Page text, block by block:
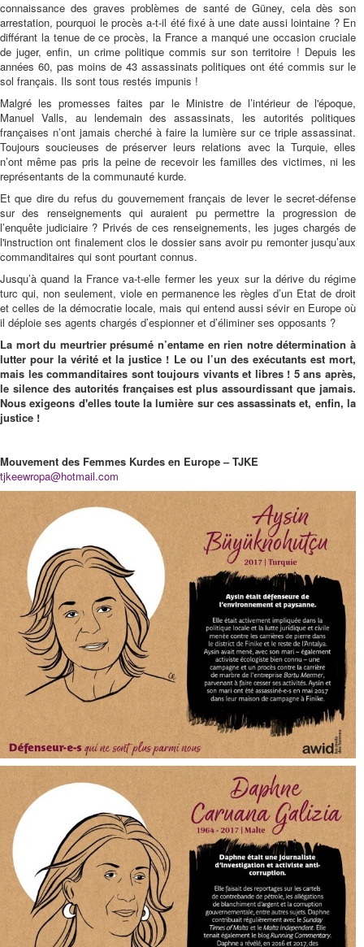
connaissance des graves problèmes de santé de Güney, cela dès son
arrestation, pourquoi le procès a-t-il été fixé à une date aussi lointaine ? En
différant la tenue de ce procès, la France a manqué une occasion cruciale
de juger, enfin, un crime politique commis sur son territoire ! Depuis les
années 60, pas moins de 43 assassinats politiques ont été commis sur le
sol français. Ils sont tous restés impunis !
Malgré les promesses faites par le Ministre de l’intérieur de l'époque,
Manuel Valls, au lendemain des assassinats, les autorités politiques
françaises n’ont jamais cherché à faire la lumière sur ce triple assassinat.
Toujours soucieuses de préserver leurs relations avec la Turquie, elles
n’ont même pas pris la peine de recevoir les familles des victimes, ni les
représentants de la communauté kurde.
Et que dire du refus du gouvernement français de lever le secret-défense
sur des renseignements qui auraient pu permettre la progression de
l’enquête judiciaire ? Privés de ces renseignements, les juges chargés de
l'instruction ont finalement clos le dossier sans avoir pu remonter jusqu’aux
commanditaires qui sont pourtant connus.
Jusqu’à quand la France va-t-elle fermer les yeux sur la dérive du régime
turc qui, non seulement, viole en permanence les règles d’un Etat de droit
et celles de la démocratie locale, mais qui entend aussi sévir en Europe où
il déploie ses agents chargés d’espionner et d’éliminer ses opposants ?
La mort du meurtrier présumé n’entame en rien notre détermination à
lutter pour la vérité et la justice ! Le ou l’un des exécutants est mort,
mais les commanditaires sont toujours vivants et libres ! 5 ans après,
le silence des autorités françaises est plus assourdissant que jamais.
Nous exigeons d'elles toute la lumière sur ces assassinats et, enfin, la
justice !
Mouvement des Femmes Kurdes en Europe – TJKE
tjkeewropa@hotmail.com